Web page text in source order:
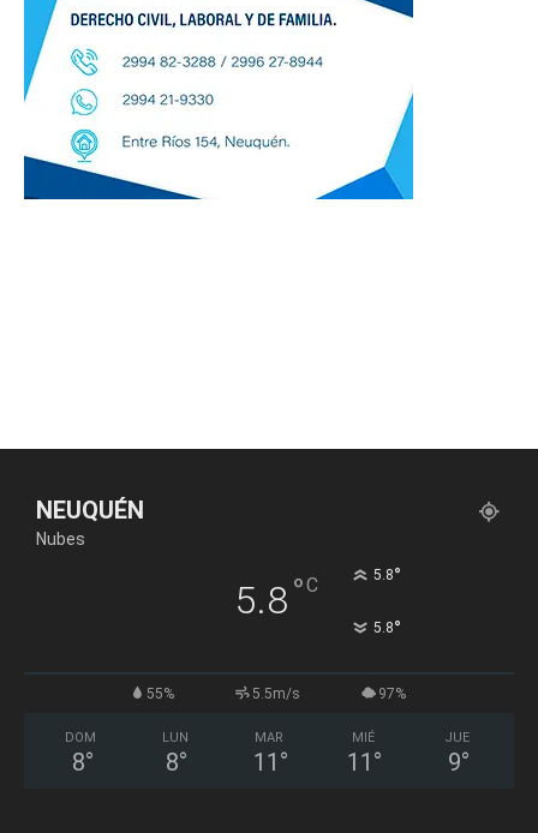
NEUQUÉN
Nubes
5.8°C 5.8°
5.8°
55% 5.5m/s 97%
DOM
8°
LUN
8°
MAR
11 °
MIÉ
11 °
JUE
9°